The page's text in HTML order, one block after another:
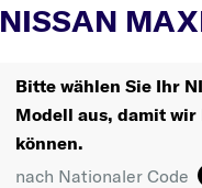
NISSAN
Bitte wählen Sie Ihr
Modell aus, damit
können.
nach Nationaler Code